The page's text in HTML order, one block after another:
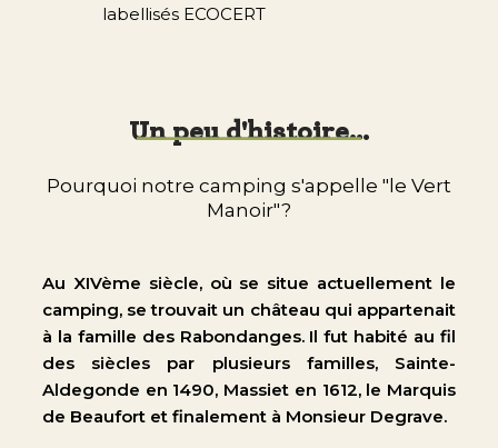
labellisés ECOCERT
Un peu d'histoire…
Pourquoi notre camping s'appelle "le Vert
Manoir"?
Au XIVème siècle, où se situe actuellement le
camping, se trouvait un château qui appartenait
à la famille des Rabondanges. Il fut habité au fil
des siècles par plusieurs familles, Sainte-
Aldegonde en 1490, Massiet en 1612, le Marquis
de Beaufort et finalement à Monsieur Degrave.